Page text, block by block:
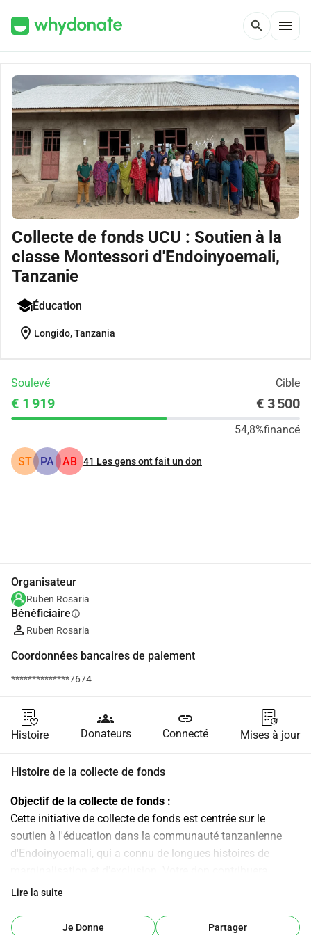
search menu
Collecte de fonds UCU : Soutien à la
classe Montessori d'Endoinyoemali,
Tanzanie
Éducation
location_on Longido, Tanzania
Soulevé Cible
€ 1 919 € 3 500
54,8%financé
ST PA AB 41 Les gens ont fait un don
Organisateur
Ruben Rosaria
Bénéficiaireinfo
Ruben Rosaria
Coordonnées bancaires de paiement
**************7674
Histoire
groups
Donateurs
link
Connecté Mises à jour
Histoire de la collecte de fonds
Objectif de la collecte de fonds :
Cette initiative de collecte de fonds est centrée sur le
soutien à l'éducation dans la communauté tanzanienne
d'Endoinyoemali, qui a connu de longues histoires de
directement au financement de la construction des
d'Endoinyoemali en Tanzanie. Consultez la section
Lire la suite
Je Donne Partager